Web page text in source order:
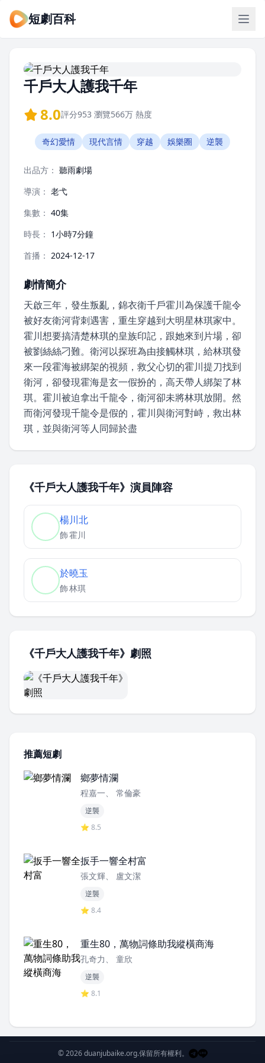
短劇百科
千戶大人護我千年
8.0評分953 瀏覽566万 熱度
奇幻愛情 現代言情 穿越 娛樂圈 逆襲
出品方： 聽雨劇場
導演： 老弋
集數： 40集
時長： 1小時7分鐘
首播： 2024-12-17
劇情簡介
天啟三年，發生叛亂，錦衣衛千戶霍川為保護千龍令
被好友衛河背刺遇害，重生穿越到大明星林琪家中。
霍川想要搞清楚林琪的皇族印記，跟她來到片場，卻
被劉絲絲刁難。衛河以探班為由接觸林琪，給林琪發
來一段霍海被綁架的視頻，救父心切的霍川提刀找到
衛河，卻發現霍海是玄一假扮的，高天帶人綁架了林
琪。霍川被迫拿出千龍令，衛河卻未將林琪放開。然
而衛河發現千龍令是假的，霍川與衛河對峙，救出林
琪，並與衛河等人同歸於盡
《千戶大人護我千年》演員陣容
楊川北
飾霍川
於曉玉
飾林琪
《千戶大人護我千年》劇照
推薦短劇
鄉夢情瀾
程嘉一、 常倫豪
逆襲
⭐ 8.5
扳手一響全村富
張文輝、 盧文潔
逆襲
⭐ 8.4
重生80，萬物詞條助我縱橫商海
孔奇力、 童欣
逆襲
⭐ 8.1
© 2026 duanjubaike.org.保留所有權利。